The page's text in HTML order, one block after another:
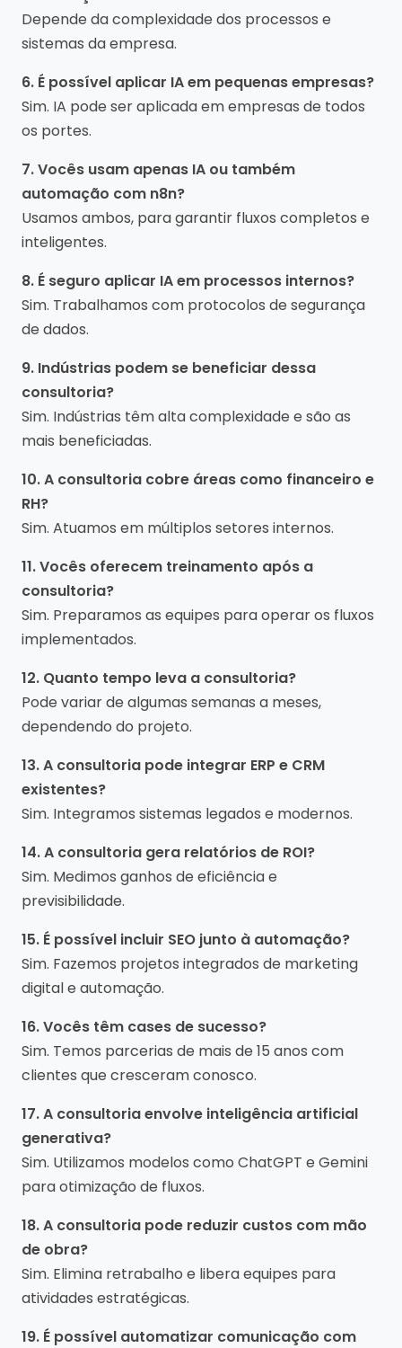
Depende da complexidade dos processos e
sistemas da empresa.
6. É possível aplicar IA em pequenas empresas?
Sim. IA pode ser aplicada em empresas de todos
os portes.
7. Vocês usam apenas IA ou também
automação com n8n?
Usamos ambos, para garantir fluxos completos e
inteligentes.
8. É seguro aplicar IA em processos internos?
Sim. Trabalhamos com protocolos de segurança
de dados.
9. Indústrias podem se beneficiar dessa
consultoria?
Sim. Indústrias têm alta complexidade e são as
mais beneficiadas.
10. A consultoria cobre áreas como financeiro e
RH?
Sim. Atuamos em múltiplos setores internos.
11. Vocês oferecem treinamento após a
consultoria?
Sim. Preparamos as equipes para operar os fluxos
implementados.
12. Quanto tempo leva a consultoria?
Pode variar de algumas semanas a meses,
dependendo do projeto.
13. A consultoria pode integrar ERP e CRM
existentes?
Sim. Integramos sistemas legados e modernos.
14. A consultoria gera relatórios de ROI?
Sim. Medimos ganhos de eficiência e
previsibilidade.
15. É possível incluir SEO junto à automação?
Sim. Fazemos projetos integrados de marketing
digital e automação.
16. Vocês têm cases de sucesso?
Sim. Temos parcerias de mais de 15 anos com
clientes que cresceram conosco.
17. A consultoria envolve inteligência artificial
generativa?
Sim. Utilizamos modelos como ChatGPT e Gemini
para otimização de fluxos.
18. A consultoria pode reduzir custos com mão
de obra?
Sim. Elimina retrabalho e libera equipes para
atividades estratégicas.
19. É possível automatizar comunicação com